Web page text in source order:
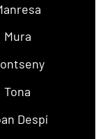
Mura
Tona
Despí